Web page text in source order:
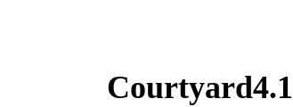
Courtyard4.1